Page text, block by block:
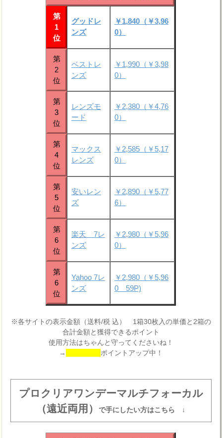
第
1
位
グッドレ
ンズ
￥1,840（￥3,96
0）
第
2
位
ベストレ
ンズ
￥1,990（￥3,98
0）
第
3
位
レンズモ
ード
￥2,380（￥4,76
0）
第
4
位
マックス
レンズ
￥2,585（￥5,17
0）
第
5
位
安いレン
ズ
￥2,890（￥5,77
6）
第
6
位
楽天 7レ
ンズ
￥2,980（￥5,96
0）
第
6
位
Yahoo 7レ
ンズ
￥2,980（￥5,96
0 59P)
※各サイトの表示金額（送料/税 込） 1箱30枚入の単価と2箱の
合計金額と獲得できるポイント
使用方法はちゃんと守ってくださいね！
→
ポイントアップ中！
プロクリアワンデーマルチフォーカル
（遠近両用）で手にしたい方はこちら ↓